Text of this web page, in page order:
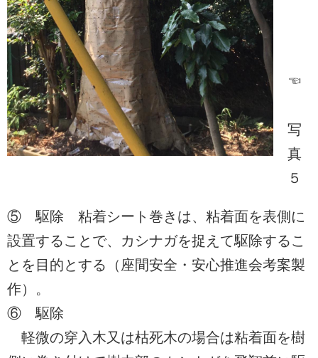
☜
写
真
５
⑤ 駆除 粘着シート巻きは、粘着面を表側に
設置することで、カシナガを捉えて駆除するこ
とを目的とする（座間安全・安心推進会考案製
作）。
⑥ 駆除
軽微の穿入木又は枯死木の場合は粘着面を樹